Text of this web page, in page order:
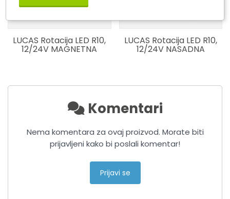
LUCAS Rotacija LED R10,
12/24V MAGNETNA
LUCAS Rotacija LED R10,
12/24V NASADNA
Komentari
Nema komentara za ovaj proizvod. Morate biti
prijavljeni kako bi poslali komentar!
Prijavi se